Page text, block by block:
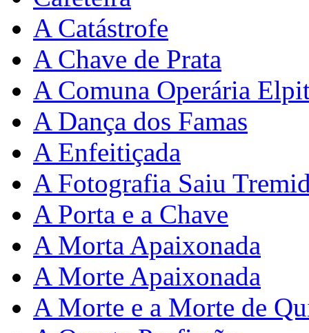
A Catástrofe
A Chave de Prata
A Comuna Operária
A Dança dos Famas
A Enfeitiçada
A Fotografia Saiu
A Porta e a Chave
A Morta Apaixonada
A Morte Apaixonada
A Morte e a Morte de